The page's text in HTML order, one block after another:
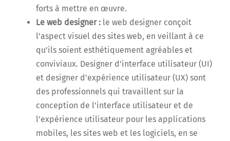
forts à mettre en œuvre.
Le web designer : le web designer conçoit
l’aspect visuel des sites web, en veillant à ce
qu’ils soient esthétiquement agréables et
conviviaux. Designer d’interface utilisateur (UI)
et designer d’expérience utilisateur (UX) sont
des professionnels qui travaillent sur la
conception de l’interface utilisateur et de
l’expérience utilisateur pour les applications
mobiles, les sites web et les logiciels, en se